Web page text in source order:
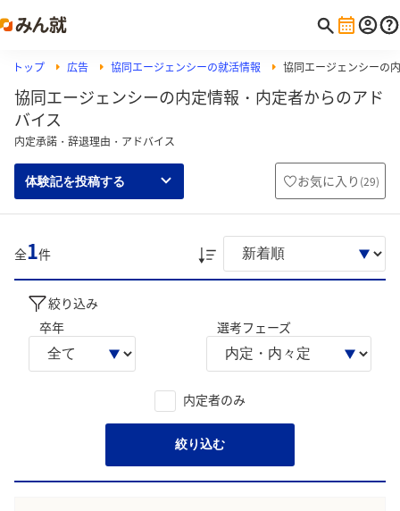
トップ 広告 協同エージェンシーの就活情報 協同エージェンシーの
協同エージェンシーの内定情報・内定者からのアド
バイス
内定承諾・辞退理由・アドバイス
体験記を投稿する お気に入り (29)
全1件
絞り込み
卒年
選考フェーズ
内定者のみ
絞り込む